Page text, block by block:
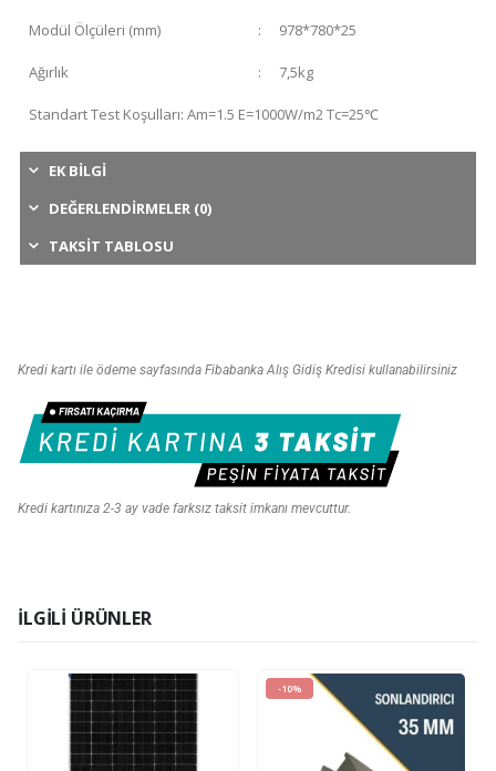
Modül Ölçüleri (mm) : 978*780*25
Ağırlık : 7,5kg
Standart Test Koşulları: Am=1.5 E=1000W/m2 Tc=25℃
EK BILGI
DEĞERLENDIRMELER (0)
TAKSIT TABLOSU
Kredi kartı ile ödeme sayfasında Fibabanka Alış Gidiş Kredisi kullanabilirsiniz
Kredi kartınıza 2-3 ay vade farksız taksit imkanı mevcuttur.
İLGILI ÜRÜNLER
-10%